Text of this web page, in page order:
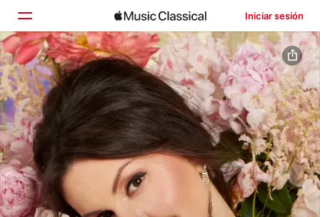
Iniciar sesión
Inicio
Explorar
Buscar